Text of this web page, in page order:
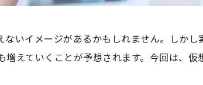
いイメージがあるかもしれません。しかし
えていくことが予想されます。今回は、仮